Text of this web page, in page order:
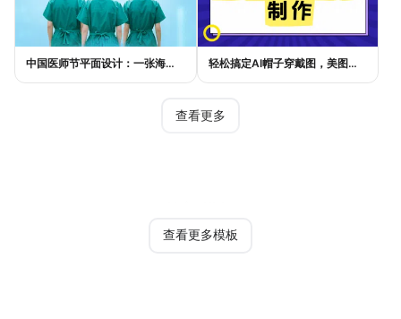
中国医师节平面设计：一张海报如何讲好白衣故事 轻松搞定AI帽子穿戴图，美图设计室电商主图教程
查看更多
查看更多模板